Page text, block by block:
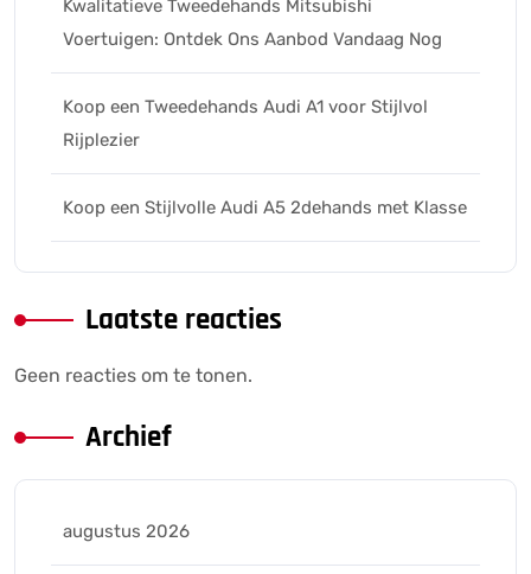
Kwalitatieve Tweedehands Mitsubishi
Voertuigen: Ontdek Ons Aanbod Vandaag Nog
Koop een Tweedehands Audi A1 voor Stijlvol
Rijplezier
Koop een Stijlvolle Audi A5 2dehands met Klasse
Laatste reacties
Geen reacties om te tonen.
Archief
augustus 2026